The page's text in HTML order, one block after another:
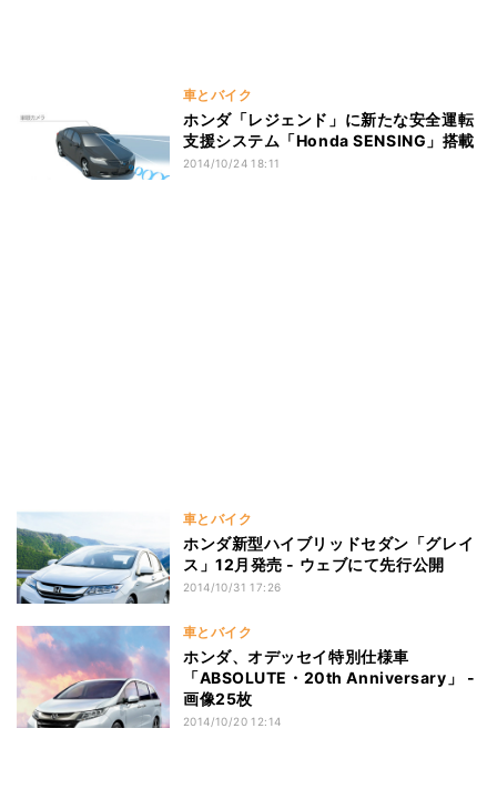
車とバイク
ホンダ「レジェンド」に新たな安全運転
支援システム「Honda SENSING」搭載
2014/10/24 18:11
車とバイク
ホンダ新型ハイブリッドセダン「グレイ
ス」12月発売 - ウェブにて先行公開
2014/10/31 17:26
車とバイク
ホンダ、オデッセイ特別仕様車
「ABSOLUTE・20th Anniversary」 -
画像25枚
2014/10/20 12:14